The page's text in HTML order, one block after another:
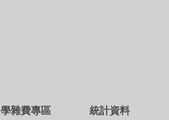
學雜費專區 統計資料